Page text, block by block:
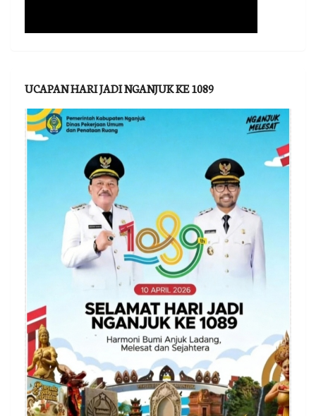
UCAPAN HARI JADI NGANJUK KE 1089